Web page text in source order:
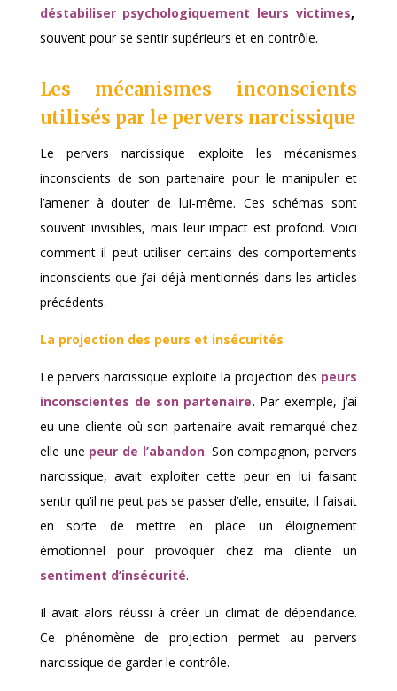
déstabiliser psychologiquement leurs victimes,
souvent pour se sentir supérieurs et en contrôle.
Les mécanismes inconscients
utilisés par le pervers narcissique
Le pervers narcissique exploite les mécanismes
inconscients de son partenaire pour le manipuler et
l’amener à douter de lui-même. Ces schémas sont
souvent invisibles, mais leur impact est profond. Voici
comment il peut utiliser certains des comportements
inconscients que j’ai déjà mentionnés dans les articles
précédents.
La projection des peurs et insécurités
Le pervers narcissique exploite la projection des peurs
inconscientes de son partenaire. Par exemple, j’ai
eu une cliente où son partenaire avait remarqué chez
elle une peur de l’abandon. Son compagnon, pervers
narcissique, avait exploiter cette peur en lui faisant
sentir qu’il ne peut pas se passer d’elle, ensuite, il faisait
en sorte de mettre en place un éloignement
émotionnel pour provoquer chez ma cliente un
sentiment d’insécurité.
Il avait alors réussi à créer un climat de dépendance.
Ce phénomène de projection permet au pervers
narcissique de garder le contrôle.